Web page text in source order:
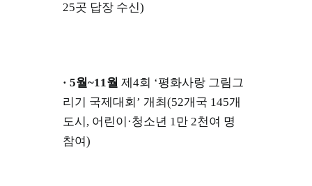
25곳 답장 수신)
· 5월~11월 제4회 ‘평화사랑 그림그
리기 국제대회’ 개최(52개국 145개
도시, 어린이·청소년 1만 2천여 명
참여)